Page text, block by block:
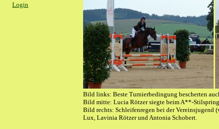
Bild links: Beste Turnierbedingung bescherten
Bild mitte: Lucia Rötzer siegte beim A**-
Bild rechts: Schleifenregen bei der Vereinsjugend
Lux, Lavinia Rötzer und Antonia Schobert.
Login